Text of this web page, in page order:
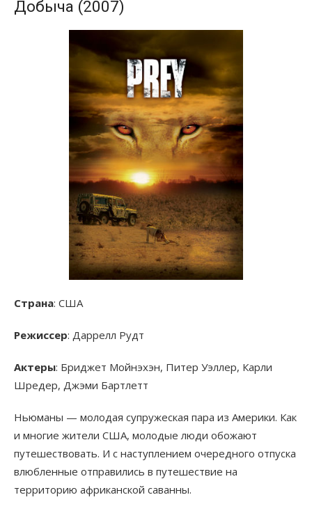
Добыча (2007)
Страна: США
Режиссер: Даррелл Рудт
Актеры: Бриджет Мойнэхэн, Питер Уэллер, Карли
Шредер, Джэми Бартлетт
Ньюманы — молодая супружеская пара из Америки. Как
и многие жители США, молодые люди обожают
путешествовать. И с наступлением очередного отпуска
влюбленные отправились в путешествие на
территорию африканской саванны.